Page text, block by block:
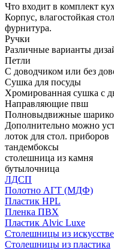
Что входит в комплект
Корпус, влагостойкая
фурнитура.
Ручки
Различные варианты
Петли
С доводчиком или без
Сушка для посуды
Хромированная сушка с
Направляющие пвш
Полновыдвижные
Дополнительно можно
лоток для стол. приборов
тандембоксы
столешница из камня
бутылочница
ЛДСП
Полотно АГТ (МДФ)
Пластик HPL
Пленка ПВХ
Пластик Alvic Luxe
Столешницы из
Столешницы из пластика